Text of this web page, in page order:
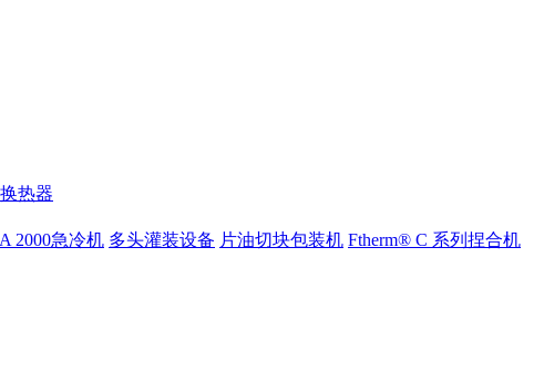
热器
2000急冷机 多头灌装设备 片油切块包装机 Ftherm® C 系列捏合机